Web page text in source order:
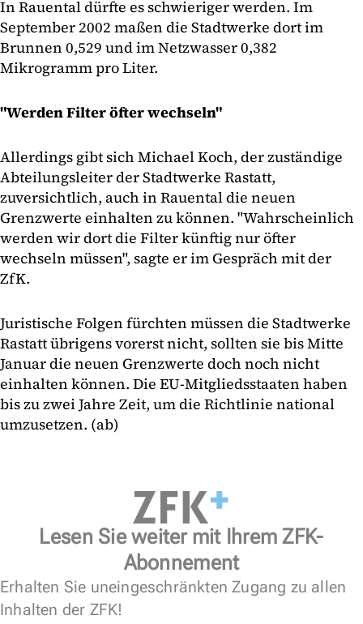
In Rauental dürfte es schwieriger werden. Im
September 2002 maßen die Stadtwerke dort im
Brunnen 0,529 und im Netzwasser 0,382
Mikrogramm pro Liter.
"Werden Filter öfter wechseln"
Allerdings gibt sich Michael Koch, der zuständige
Abteilungsleiter der Stadtwerke Rastatt,
zuversichtlich, auch in Rauental die neuen
Grenzwerte einhalten zu können. "Wahrscheinlich
werden wir dort die Filter künftig nur öfter
wechseln müssen", sagte er im Gespräch mit der
ZfK.
Juristische Folgen fürchten müssen die Stadtwerke
Rastatt übrigens vorerst nicht, sollten sie bis Mitte
Januar die neuen Grenzwerte doch noch nicht
einhalten können. Die EU-Mitgliedsstaaten haben
bis zu zwei Jahre Zeit, um die Richtlinie national
umzusetzen. (ab)
Lesen Sie weiter mit Ihrem ZFK-
Abonnement
Erhalten Sie uneingeschränkten Zugang zu allen
Inhalten der ZFK!